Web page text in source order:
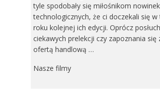
tyle spodobały się miłośnikom nowinek
technologicznych, że ci doczekali się w
roku kolejnej ich edycji. Oprócz
ciekawych prelekcji czy zapoznania się
ofertą handlową …
Nasze filmy